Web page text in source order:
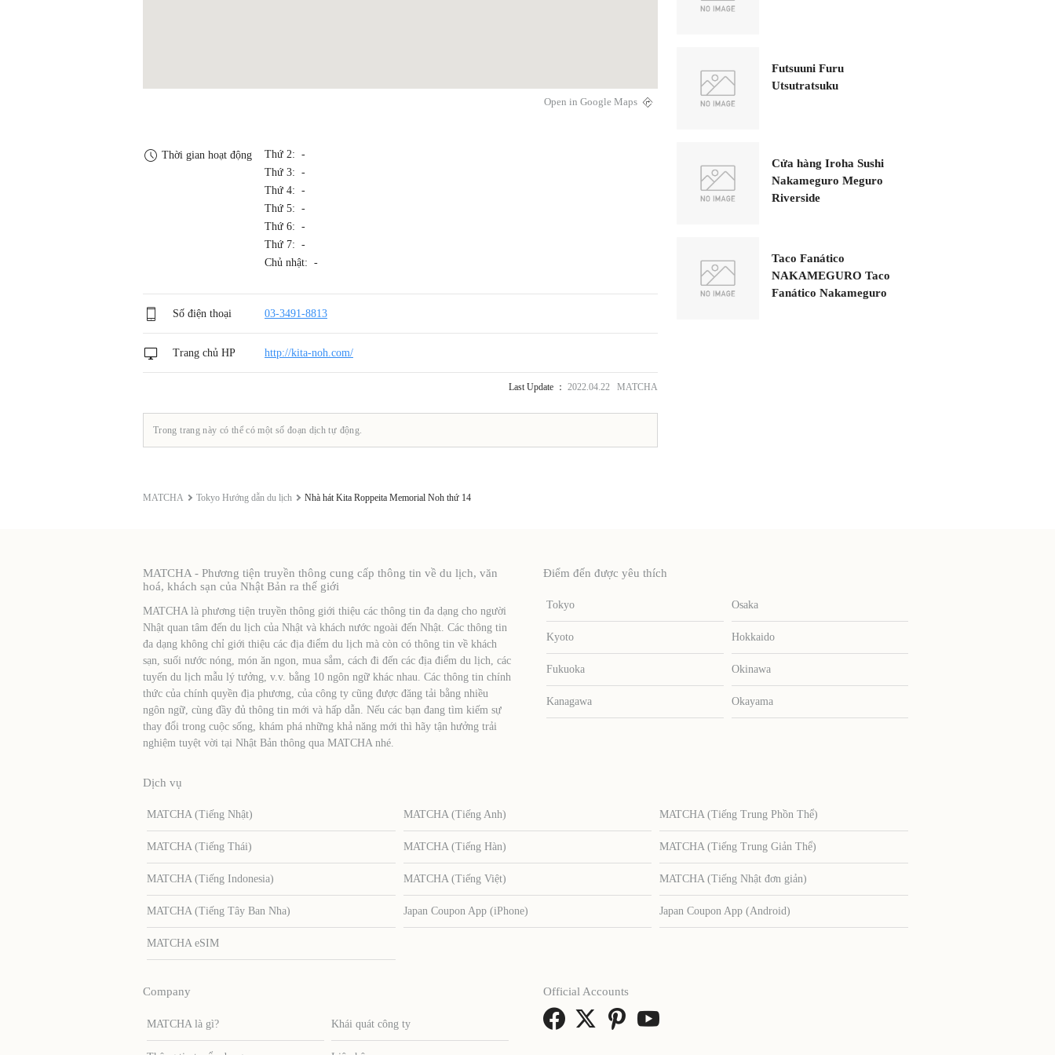
Open in Google Maps
Thời gian hoạt động
Thứ 2: -
Thứ 3: -
Thứ 4: -
Thứ 5: -
Thứ 6: -
Thứ 7: -
Chủ nhật: -
Số điện thoại 03-3491-8813
Trang chủ HP http://kita-noh.com/
Last Update ： 2022.04.22 MATCHA
Trong trang này có thể có một số đoạn dịch tự động.
Futsuuni Furu
Utsutratsuku
Cửa hàng Iroha Sushi
Nakameguro Meguro
Riverside
Taco Fanático
NAKAMEGURO Taco
Fanático Nakameguro
MATCHA Tokyo Hướng dẫn du lịch Nhà hát Kita Roppeita Memorial Noh thứ 14
MATCHA - Phương tiện truyền thông cung cấp thông tin về du lịch, văn
hoá, khách sạn của Nhật Bản ra thế giới
MATCHA là phương tiện truyền thông giới thiệu các thông tin đa dạng cho người
Nhật quan tâm đến du lịch của Nhật và khách nước ngoài đến Nhật. Các thông tin
đa dạng không chỉ giới thiệu các địa điểm du lịch mà còn có thông tin về khách
sạn, suối nước nóng, món ăn ngon, mua sắm, cách đi đến các địa điểm du lịch, các
tuyến du lịch mẫu lý tưởng, v.v. bằng 10 ngôn ngữ khác nhau. Các thông tin chính
thức của chính quyền địa phương, của công ty cũng được đăng tải bằng nhiều
ngôn ngữ, cùng đầy đủ thông tin mới và hấp dẫn. Nếu các bạn đang tìm kiếm sự
thay đổi trong cuộc sống, khám phá những khả năng mới thì hãy tận hưởng trải
nghiệm tuyệt vời tại Nhật Bản thông qua MATCHA nhé.
Điểm đến được yêu thích
Tokyo Osaka
Kyoto Hokkaido
Fukuoka Okinawa
Kanagawa Okayama
Dịch vụ
MATCHA (Tiếng Nhật) MATCHA (Tiếng Anh) MATCHA (Tiếng Trung Phồn Thể)
MATCHA (Tiếng Thái) MATCHA (Tiếng Hàn) MATCHA (Tiếng Trung Giản Thể)
MATCHA (Tiếng Indonesia) MATCHA (Tiếng Việt) MATCHA (Tiếng Nhật đơn giản)
MATCHA (Tiếng Tây Ban Nha) Japan Coupon App (iPhone) Japan Coupon App (Android)
MATCHA eSIM
Company
MATCHA là gì? Khái quát công ty
Official Accounts